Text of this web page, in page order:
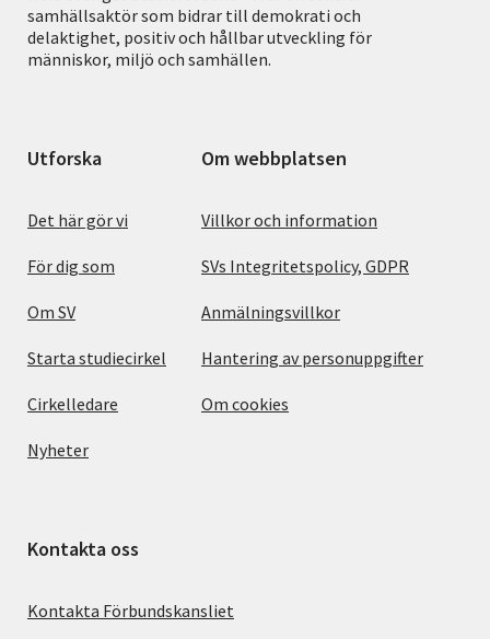
samhällsaktör som bidrar till demokrati och
delaktighet, positiv och hållbar utveckling för
människor, miljö och samhällen.
Utforska
Det här gör vi
För dig som
Om SV
Starta studiecirkel
Cirkelledare
Nyheter
Om webbplatsen
Villkor och information
SVs Integritetspolicy, GDPR
Anmälningsvillkor
Hantering av personuppgifter
Om cookies
Kontakta oss
Kontakta Förbundskansliet